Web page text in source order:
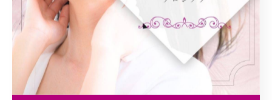
な理由
耳つぼが自律神経に与える癒しの効果
耳つぼは、身体のさまざまな部位とつながる反射区が集
まる場所として知られています。特に自律神経に働きか